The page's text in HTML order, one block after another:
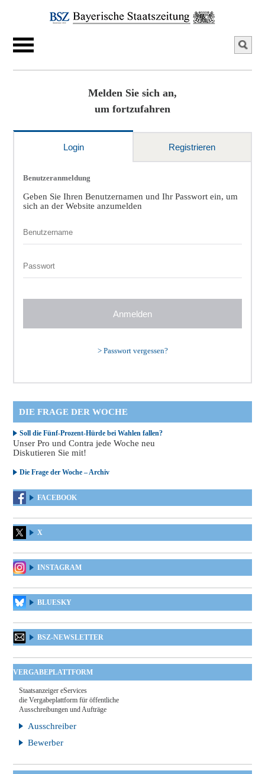
Melden Sie sich an,
um fortzufahren
Login Registrieren
Benutzeranmeldung
Geben Sie Ihren Benutzernamen und Ihr Passwort ein, um
sich an der Website anzumelden
> Passwort vergessen?
DIE FRAGE DER WOCHE
Soll die Fünf-Prozent-Hürde bei Wahlen fallen?
Unser Pro und Contra jede Woche neu
Diskutieren Sie mit!
Die Frage der Woche – Archiv
FACEBOOK
X
INSTAGRAM
BLUESKY
BSZ-NEWSLETTER
VERGABEPLATTFORM
Staatsanzeiger eServices
die Vergabeplattform für öffentliche
Ausschreibungen und Aufträge
Ausschreiber
Bewerber